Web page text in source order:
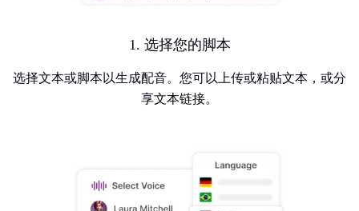
1. 选择您的脚本
选择文本或脚本以生成配音。您可以上传或粘贴文本，或分
享文本链接。